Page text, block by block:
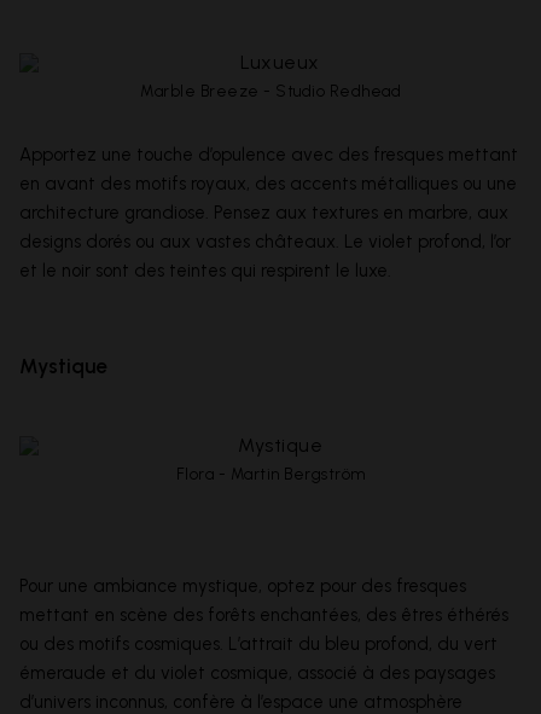
Marble Breeze - Studio Redhead
Apportez une touche d’opulence avec des fresques mettant
en avant des motifs royaux, des accents métalliques ou une
architecture grandiose. Pensez aux textures en marbre, aux
designs dorés ou aux vastes châteaux. Le violet profond, l’or
et le noir sont des teintes qui respirent le luxe.
Mystique
Flora - Martin Bergström
Pour une ambiance mystique, optez pour des fresques
mettant en scène des forêts enchantées, des êtres éthérés
ou des motifs cosmiques. L’attrait du bleu profond, du vert
émeraude et du violet cosmique, associé à des paysages
d’univers inconnus, confère à l’espace une atmosphère